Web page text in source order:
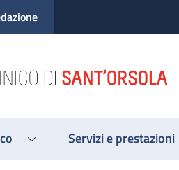
Servizi e prestazioni